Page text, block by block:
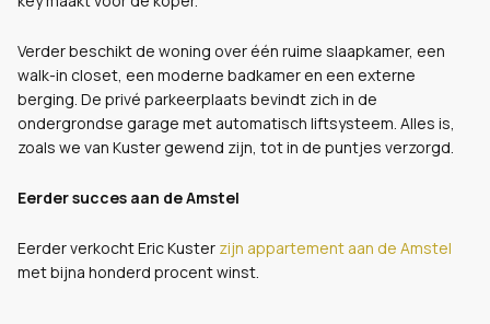
Verder beschikt de woning over één ruime slaapkamer, een
walk-in closet, een moderne badkamer en een externe
berging. De privé parkeerplaats bevindt zich in de
ondergrondse garage met automatisch liftsysteem. Alles is,
zoals we van Kuster gewend zijn, tot in de puntjes verzorgd.
Eerder succes aan de Amstel
Eerder verkocht Eric Kuster zijn appartement aan de Amstel
met bijna honderd procent winst.